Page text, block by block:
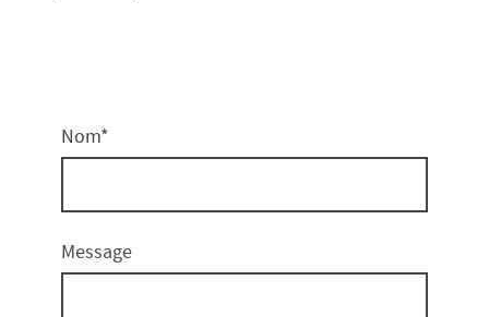
Nom*
Message